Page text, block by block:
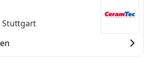
Stuttgart